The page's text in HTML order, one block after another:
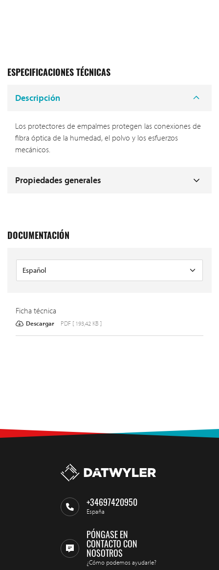
ESPECIFICACIONES TÉCNICAS
Descripción
Los protectores de empalmes protegen las conexiones de
fibra óptica de la humedad, el polvo y los esfuerzos
mecánicos.
Propiedades generales
DOCUMENTACIÓN
Ficha técnica
Descargar PDF [ 193,42 KB ]
+34697420950
España
PÓNGASE EN
CONTACTO CON
NOSOTROS
¿Cómo podemos ayudarle?